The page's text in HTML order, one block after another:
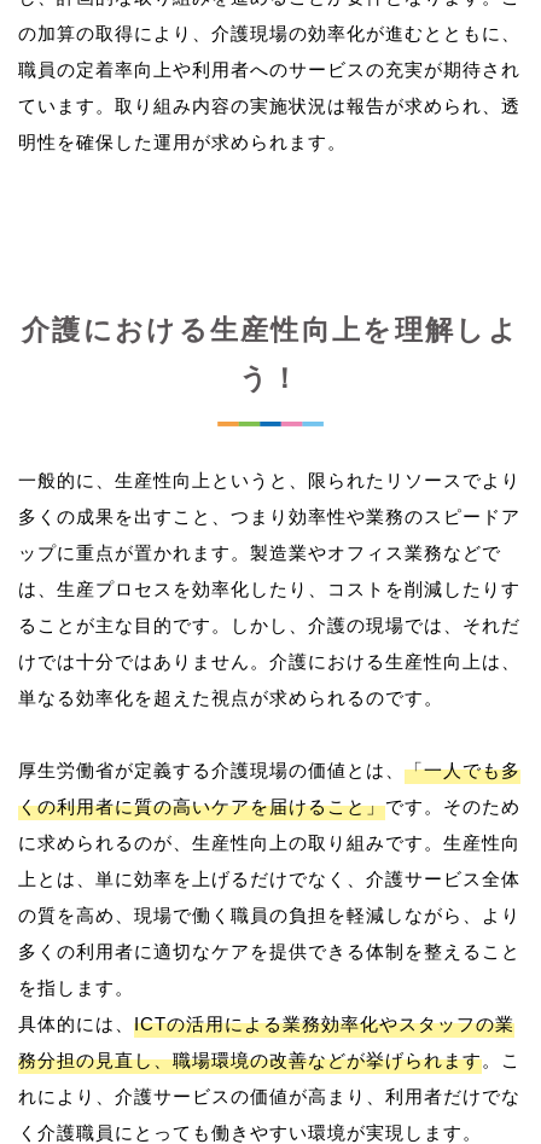
の加算の取得により、介護現場の効率化が進むとともに、
職員の定着率向上や利用者へのサービスの充実が期待され
ています。取り組み内容の実施状況は報告が求められ、透
介護における生産性向上を理解しよ
う！
一般的に、生産性向上というと、限られたリソースでより
多くの成果を出すこと、つまり効率性や業務のスピードア
ップに重点が置かれます。製造業やオフィス業務などで
は、生産プロセスを効率化したり、コストを削減したりす
ることが主な目的です。しかし、介護の現場では、それだ
けでは十分ではありません。介護における生産性向上は、
単なる効率化を超えた視点が求められるのです。
厚生労働省が定義する介護現場の価値とは、 「一人でも多
くの利用者に質の高いケアを届けること」です。そのため
に求められるのが、生産性向上の取り組みです。生産性向
上とは、単に効率を上げるだけでなく、介護サービス全体
の質を高め、現場で働く職員の負担を軽減しながら、より
多くの利用者に適切なケアを提供できる体制を整えること
を指します。
具体的には、 ICTの活用による業務効率化やスタッフの業
務分担の見直し、職場環境の改善などが挙げられます。こ
れにより、介護サービスの価値が高まり、利用者だけでな
く介護職員にとっても働きやすい環境が実現します。